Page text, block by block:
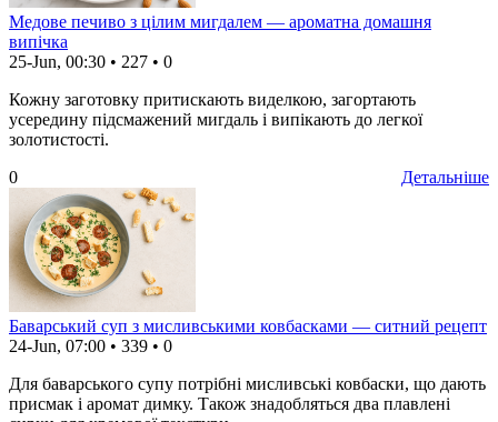
Медове печиво з цілим мигдалем — ароматна домашня
випічка
25-Jun, 00:30 • 227 • 0
Кожну заготовку притискають виделкою, загортають
усередину підсмажений мигдаль і випікають до легкої
золотистості.
Детальніше
0
Баварський суп з мисливськими ковбасками — ситний рецепт
24-Jun, 07:00 • 339 • 0
Для баварського супу потрібні мисливські ковбаски, що дають
присмак і аромат димку. Також знадобляться два плавлені